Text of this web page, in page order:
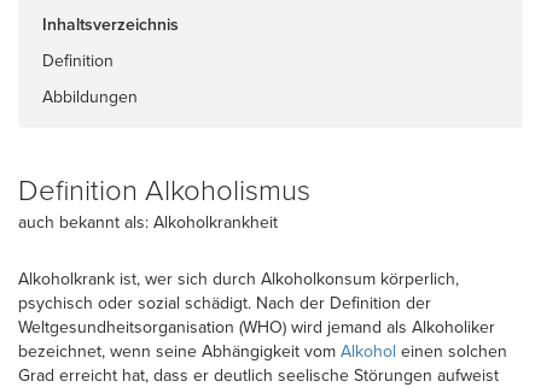
Inhaltsverzeichnis
Definition
Abbildungen
Definition Alkoholismus
auch bekannt als: Alkoholkrankheit
Alkoholkrank ist, wer sich durch Alkoholkonsum körperlich,
psychisch oder sozial schädigt. Nach der Definition der
Weltgesundheitsorganisation (WHO) wird jemand als Alkoholiker
bezeichnet, wenn seine Abhängigkeit vom Alkohol einen solchen
Grad erreicht hat, dass er deutlich seelische Störungen aufweist